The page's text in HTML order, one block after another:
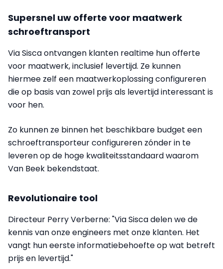
Supersnel uw offerte voor maatwerk
schroeftransport
Via Sisca ontvangen klanten realtime hun offerte
voor maatwerk, inclusief levertijd. Ze kunnen
hiermee zelf een maatwerkoplossing configureren
die op basis van zowel prijs als levertijd interessant is
voor hen.
Zo kunnen ze binnen het beschikbare budget een
schroeftransporteur configureren zónder in te
leveren op de hoge kwaliteitsstandaard waarom
Van Beek bekendstaat.
Revolutionaire tool
Directeur Perry Verberne: "Via Sisca delen we de
kennis van onze engineers met onze klanten. Het
vangt hun eerste informatiebehoefte op wat betreft
prijs en levertijd."